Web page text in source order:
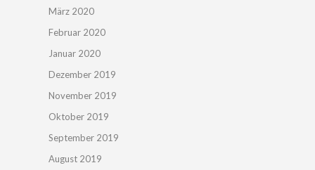
März 2020
Februar 2020
Januar 2020
Dezember 2019
November 2019
Oktober 2019
September 2019
August 2019